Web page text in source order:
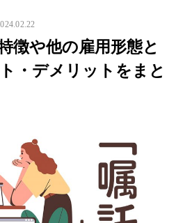
徴や他の雇用形態と
・デメリットをまと